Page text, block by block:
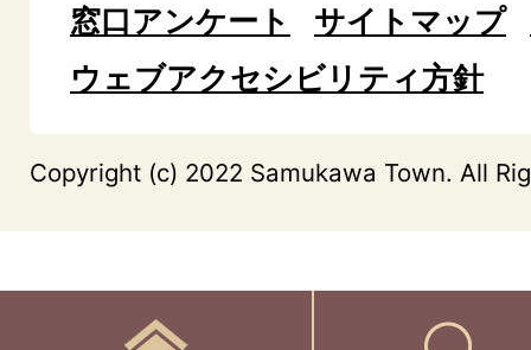
窓口アンケート
サイトマップ
ウェブアクセシビリティ方針
Copyright (c) 2022 Samukawa Town. All